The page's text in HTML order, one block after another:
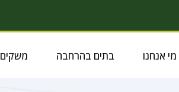
מי אנחנו בתים בהרחבה משקים